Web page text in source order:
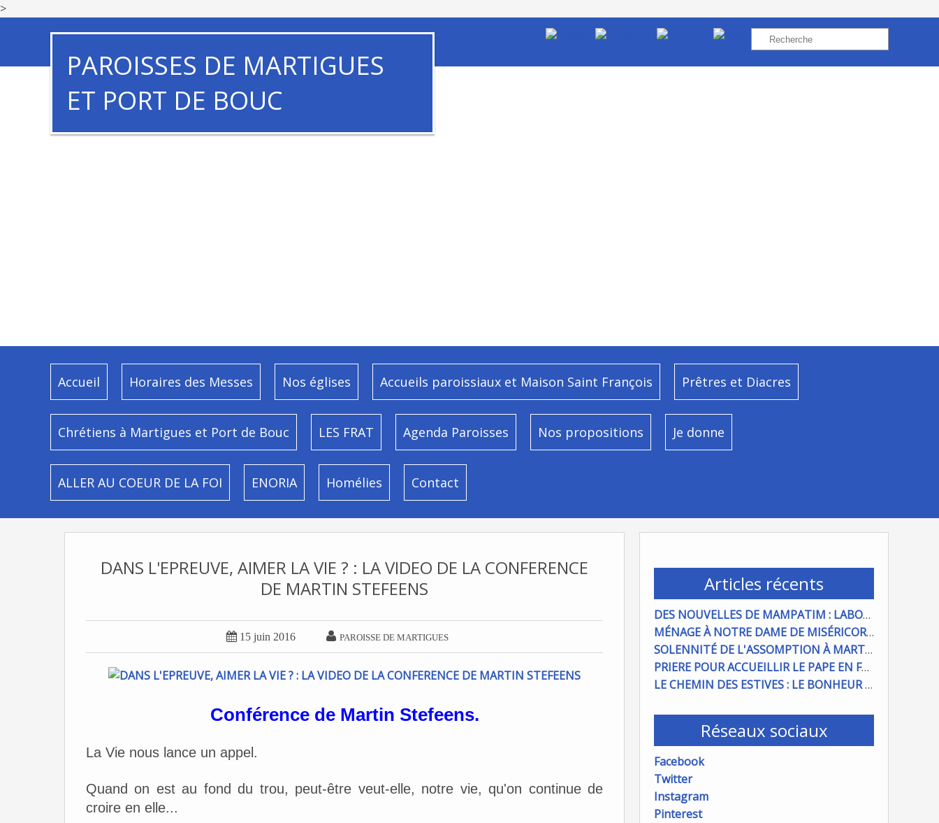
>
PAROISSES DE MARTIGUES
ET PORT DE BOUC
Accueil Horaires des Messes Nos églises Accueils paroissiaux et Maison Saint François Prêtres et Diacres
Chrétiens à Martigues et Port de Bouc LES FRAT Agenda Paroisses Nos propositions Je donne
ALLER AU COEUR DE LA FOI ENORIA Homélies Contact
Articles récents
DES NOUVELLES DE MAMPATIM : LABOUR DU CHAMP PAROISSIAL
MÉNAGE À NOTRE DAME DE MISÉRICORDE : ON COMPTE SUR VOUS !
SOLENNITÉ DE L'ASSOMPTION À MARTIGUES ET PORT DE BOUC
PRIERE POUR ACCUEILLIR LE PAPE EN FRANCE
LE CHEMIN DES ESTIVES : LE BONHEUR À PORTÉE DE MAIN
Réseaux sociaux
Facebook
Twitter
Instagram
Pinterest
DANS L'EPREUVE, AIMER LA VIE ? : LA VIDEO DE LA CONFERENCE
DE MARTIN STEFEENS
 15 juin 2016  PAROISSE DE MARTIGUES
Conférence de Martin Stefeens.
La Vie nous lance un appel.
Quand on est au fond du trou, peut-être veut-elle, notre vie, qu'on continue de
croire en elle...